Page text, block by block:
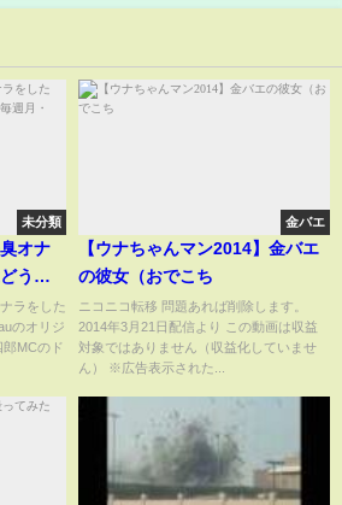
未分類
オナ
うす
金１２
ラをした
のオリジ
MCのド
金バエ
【ウナちゃんマン2014】金バエ
の彼女（おでこち
ニコニコ転移 問題あれば削除します。
2014年3月21日配信より この動画は収益
対象ではありません（収益化していませ
ん） ※広告表示された...